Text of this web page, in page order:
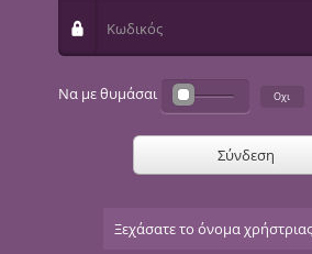
Κωδικός
Να με θυμάσαι
Σύνδεση
Ξεχάσατε το όνομα